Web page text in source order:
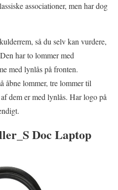
associationer, men har dog
så du selv kan vurdere,
har to lommer med
med lynlås på fronten.
åbne lommer, tre lommer til
dem er med lynlås. Har logo på
Doc Laptop